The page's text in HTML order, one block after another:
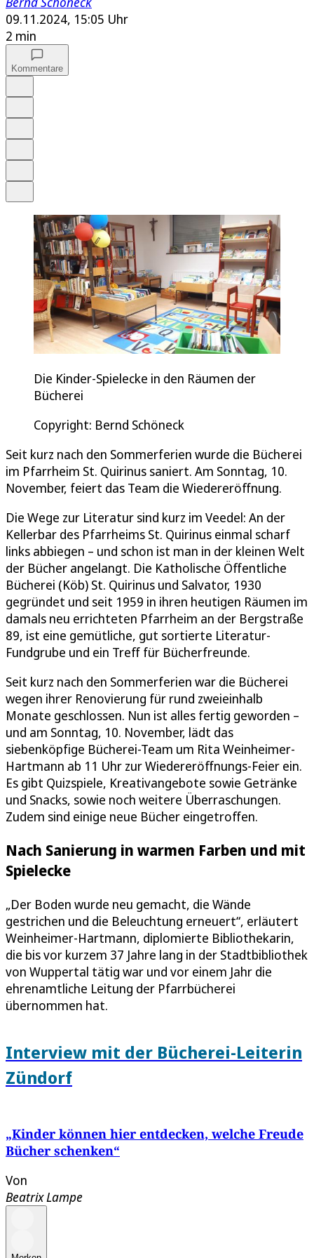
09.11.2024, 15:05 Uhr
2 min
Kommentare
Die Kinder-Spielecke in den Räumen der
Bücherei
Copyright: Bernd Schöneck
Seit kurz nach den Sommerferien wurde die Bücherei
im Pfarrheim St. Quirinus saniert. Am Sonntag, 10.
November, feiert das Team die Wiedereröffnung.
Die Wege zur Literatur sind kurz im Veedel: An der
Kellerbar des Pfarrheims St. Quirinus einmal scharf
links abbiegen – und schon ist man in der kleinen Welt
der Bücher angelangt. Die Katholische Öffentliche
Bücherei (Köb) St. Quirinus und Salvator, 1930
gegründet und seit 1959 in ihren heutigen Räumen im
damals neu errichteten Pfarrheim an der Bergstraße
89, ist eine gemütliche, gut sortierte Literatur-
Fundgrube und ein Treff für Bücherfreunde.
Seit kurz nach den Sommerferien war die Bücherei
wegen ihrer Renovierung für rund zweieinhalb
Monate geschlossen. Nun ist alles fertig geworden –
und am Sonntag, 10. November, lädt das
siebenköpfige Bücherei-Team um Rita Weinheimer-
Hartmann ab 11 Uhr zur Wiedereröffnungs-Feier ein.
Es gibt Quizspiele, Kreativangebote sowie Getränke
und Snacks, sowie noch weitere Überraschungen.
Zudem sind einige neue Bücher eingetroffen.
Nach Sanierung in warmen Farben und mit
Spielecke
„Der Boden wurde neu gemacht, die Wände
gestrichen und die Beleuchtung erneuert“, erläutert
Weinheimer-Hartmann, diplomierte Bibliothekarin,
die bis vor kurzem 37 Jahre lang in der Stadtbibliothek
von Wuppertal tätig war und vor einem Jahr die
ehrenamtliche Leitung der Pfarrbücherei
übernommen hat.
Interview mit der Bücherei-Leiterin
Zündorf
„Kinder können hier entdecken, welche Freude
Bücher schenken“
Von
Beatrix Lampe